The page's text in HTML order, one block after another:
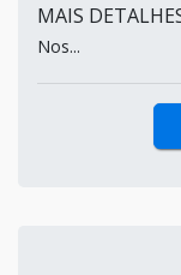
MAIS
Nos...